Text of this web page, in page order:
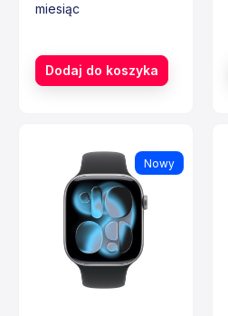
miesiąc
Dodaj do koszyka
Nowy